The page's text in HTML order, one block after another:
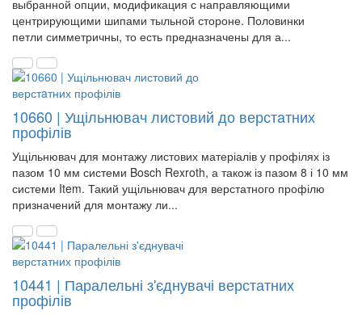
выбранной опции, модификация с направляющими
центрирующими шипами тыльной стороне. Половинки
петли симметричны, то есть предназначены для а...
10660 | Ущільнювач листовий до верстaтних
профілів
Ущільнювач для монтажу листових матеріалів у профілях із
пазом 10 мм системи Bosch Rexroth, а також із пазом 8 і 10 мм
системи Item. Такий ущільнювач для верстатного профілю
призначений для монтажу ли...
10441 | Паралельні з'єднувачі верстатних
профілів